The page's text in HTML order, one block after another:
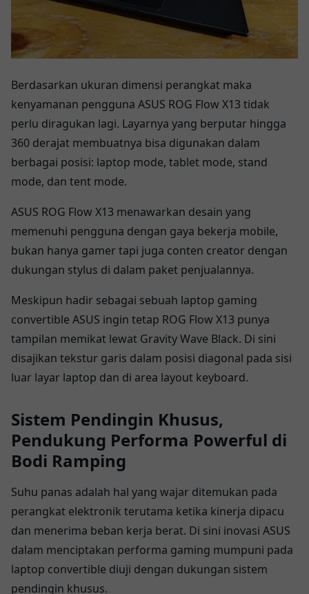
Berdasarkan ukuran dimensi perangkat maka
kenyamanan pengguna ASUS ROG Flow X13 tidak
perlu diragukan lagi. Layarnya yang berputar hingga
360 derajat membuatnya bisa digunakan dalam
berbagai posisi: laptop mode, tablet mode, stand
mode, dan tent mode.
ASUS ROG Flow X13 menawarkan desain yang
memenuhi pengguna dengan gaya bekerja mobile,
bukan hanya gamer tapi juga conten creator dengan
dukungan stylus di dalam paket penjualannya.
Meskipun hadir sebagai sebuah laptop gaming
convertible ASUS ingin tetap ROG Flow X13 punya
tampilan memikat lewat Gravity Wave Black. Di sini
disajikan tekstur garis dalam posisi diagonal pada sisi
luar layar laptop dan di area layout keyboard.
Sistem Pendingin Khusus,
Pendukung Performa Powerful di
Bodi Ramping
Suhu panas adalah hal yang wajar ditemukan pada
perangkat elektronik terutama ketika kinerja dipacu
dan menerima beban kerja berat. Di sini inovasi ASUS
dalam menciptakan performa gaming mumpuni pada
laptop convertible diuji dengan dukungan sistem
pendingin khusus.